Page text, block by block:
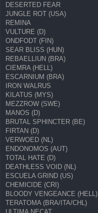
DESERTED FEAR
JUNGLE ROT (USA)
REMINA
VULTURE (D)
ONDFODT (FIN)
SEAR BLISS (HUN)
REBAELLIUN (BRA)
CIEMRA (HELL)
ESCARNIUM (BRA)
IRON WALRUS
KILATUS (MYS)
MEZZROW (SWE)
MANOS (D)
BRUTAL SPHINCTER (BE)
FIRTAN (D)
VERWOED (NL)
ENDONOMOS (AUT)
TOTAL HATE (D)
DEATHLESS VOID (NL)
ESCUELA GRIND (US)
CHEMICIDE (CRI)
BLOODY VENGEANCE (HELL)
TERATOMA (BRA/ITA/CHL)